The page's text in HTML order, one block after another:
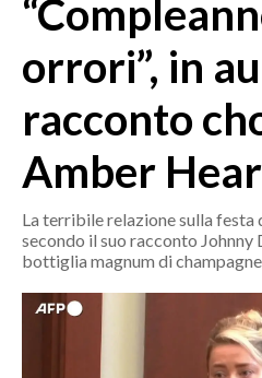
MEDIO CAMPIDANO
ORISTANO E PROVINCIA
SASSARI E PROVINCIA
NUORO E PROVINCIA
OGLIASTRA
CRONACA
ITALIA
orrori”, in
racconto
Amber
La terribile relazione sulla festa
secondo il suo racconto Johnny
bottiglia magnum di champagne